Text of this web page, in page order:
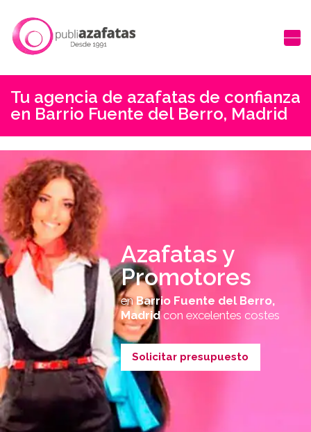
Tu agencia de azafatas de confianza
en Barrio Fuente del Berro, Madrid
Azafatas y
Promotores
enBarrio Fuente del Berro,
Madridcon excelentes costes
Solicitar presupuesto